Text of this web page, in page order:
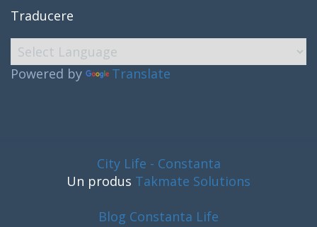
Traducere
Powered by Translate
City Life - Constanta
Un produs Takmate Solutions
Blog Constanta Life